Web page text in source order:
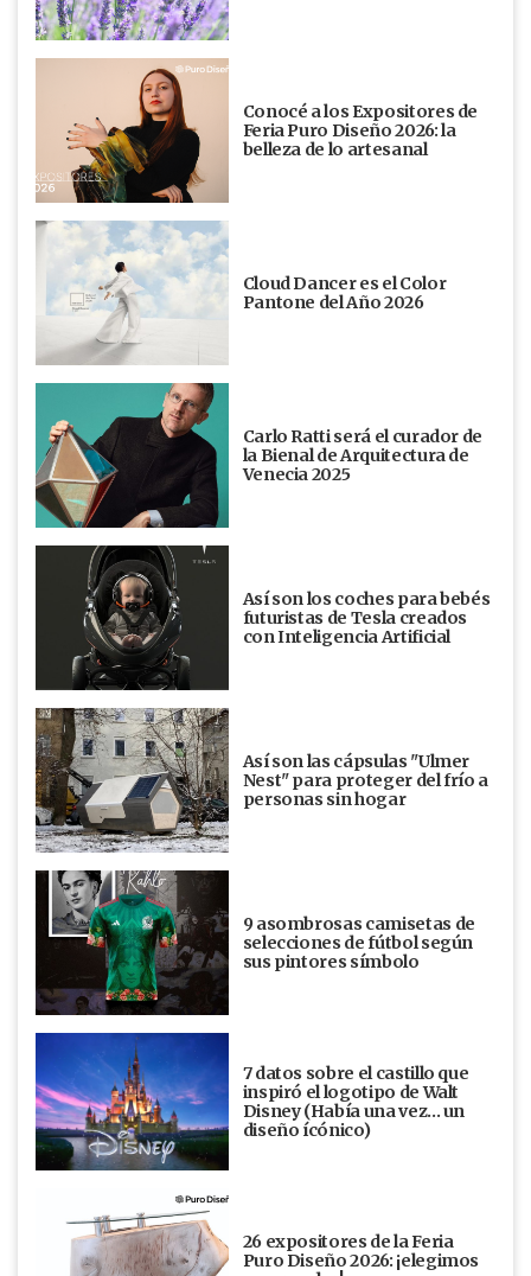
Conocé a los Expositores de
Feria Puro Diseño 2026: la
belleza de lo artesanal
Cloud Dancer es el Color
Pantone del Año 2026
Carlo Ratti será el curador de
la Bienal de Arquitectura de
Venecia 2025
Así son los coches para bebés
futuristas de Tesla creados
con Inteligencia Artificial
Así son las cápsulas "Ulmer
Nest" para proteger del frío a
personas sin hogar
9 asombrosas camisetas de
selecciones de fútbol según
sus pintores símbolo
7 datos sobre el castillo que
inspiró el logotipo de Walt
Disney (Había una vez... un
diseño ícónico)
26 expositores de la Feria
Puro Diseño 2026: ¡elegimos